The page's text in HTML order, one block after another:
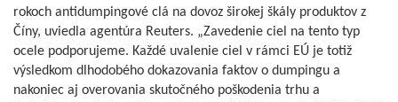
rokoch antidumpingové clá na dovoz širokej škály produktov z
Číny, uviedla agentúra Reuters. „Zavedenie ciel na tento typ
ocele podporujeme. Každé uvalenie ciel v rámci EÚ je totiž
výsledkom dlhodobého dokazovania faktov o dumpingu a
nakoniec aj overovania skutočného poškodenia trhu a